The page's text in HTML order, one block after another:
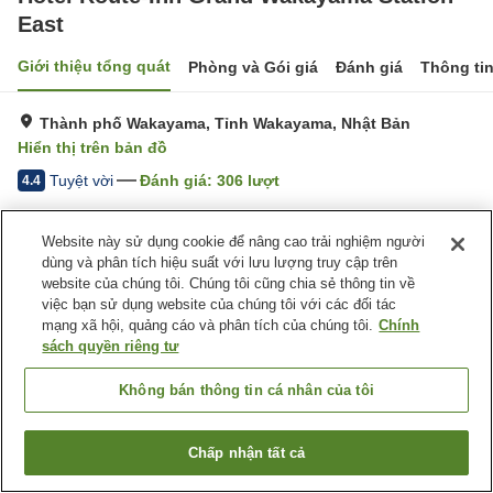
East
Giới thiệu tổng quát Phòng và Gói giá Đánh giá Thông
Thành phố Wakayama, Tỉnh Wakayama, Nhật Bản
Hiển thị trên bản đồ
4.4 Tuyệt vời Đánh giá: 306 lượt
Trang chủ Nhật Bản Tỉnh Wakayama
Thành phố Wakayama
Hotel Route-Inn Grand Wakayama Station East
Tìm phòng trống
Website này sử dụng cookie để nâng cao trải nghiệm người
dùng và phân tích hiệu suất với lưu lượng truy cập trên
website của chúng tôi. Chúng tôi cũng chia sẻ thông tin về
việc bạn sử dụng website của chúng tôi với các đối tác
mạng xã hội, quảng cáo và phân tích của chúng tôi. Chính
sách quyền riêng tư
Không bán thông tin cá nhân của tôi
Chấp nhận tất cả